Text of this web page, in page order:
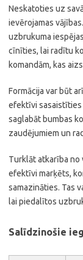
Neskatoties uz
ievērojamas
uzbrukuma
cīnīties, lai radītu
komandām, kas
Formācija var būt
efektīvi sasaistīties
saglabāt bumbas
zaudējumiem un
Turklāt atkarība no
efektīvi marķēts,
samazināties. Tas
lai piedalītos
Salīdzinošie